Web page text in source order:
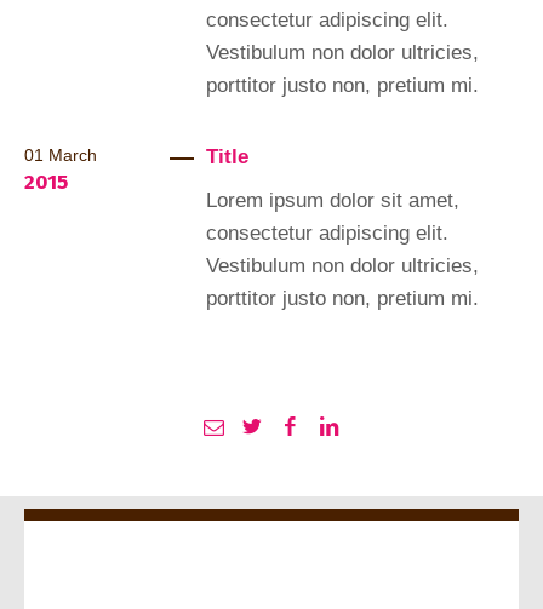
consectetur adipiscing elit.
Vestibulum non dolor ultricies,
porttitor justo non, pretium mi.
01 March
2015
Title
Lorem ipsum dolor sit amet,
consectetur adipiscing elit.
Vestibulum non dolor ultricies,
porttitor justo non, pretium mi.